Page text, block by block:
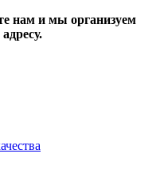
нам и мы организуем